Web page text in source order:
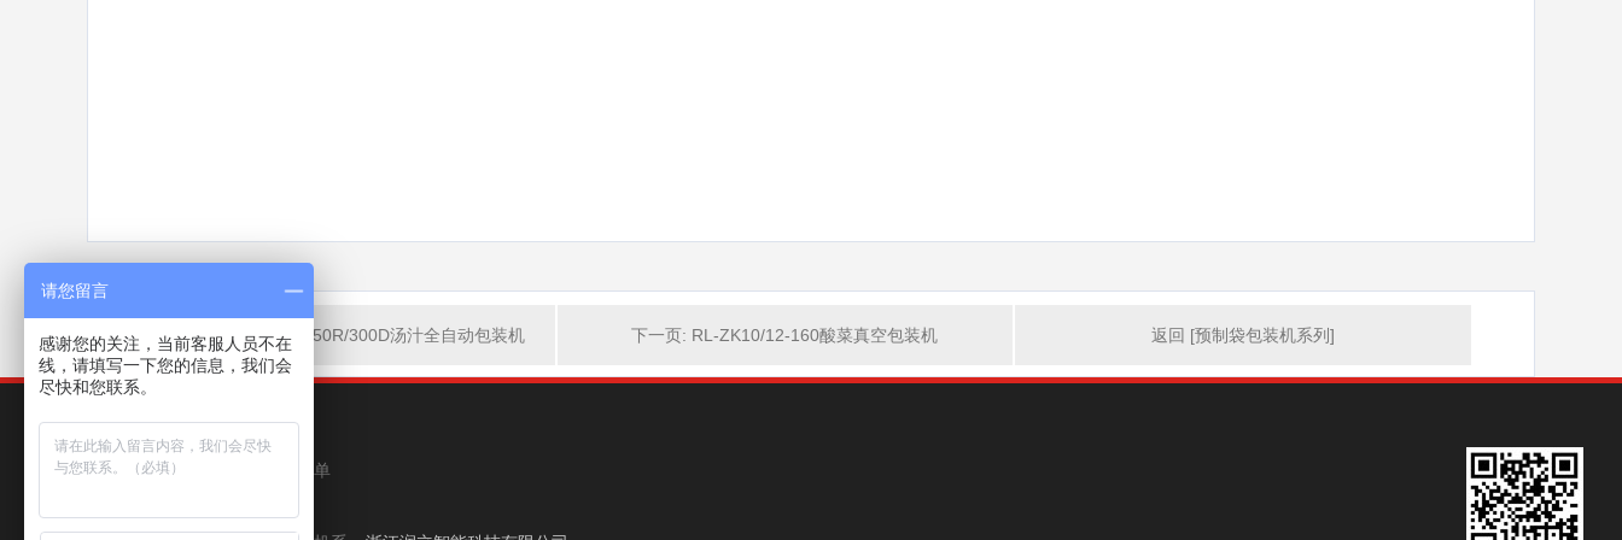
上一页: RL-GD8-200R/250R/300D汤汁全自动包装机 下一页: RL-ZK10/12-160酸菜真空包装机 返回 [预制袋包装机系列]
给袋式包装机（单
请您留言
感谢您的关注，当前客服人员不在
线，请填写一下您的信息，我们会
尽快和您联系。